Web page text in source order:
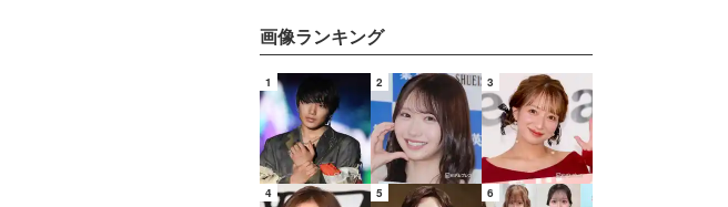
画像ランキング
1 2 3
4 5 6